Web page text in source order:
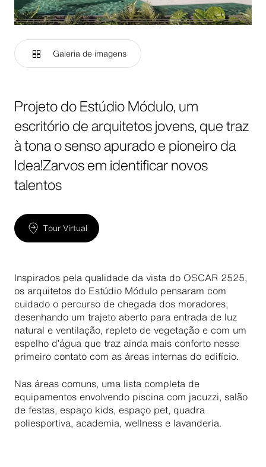
Galeria de imagens
Projeto do Estúdio Módulo, um
escritório de arquitetos jovens, que traz
à tona o senso apurado e pioneiro da
Idea!Zarvos em identificar novos
talentos
Tour Virtual
Inspirados pela qualidade da vista do OSCAR 2525,
os arquitetos do Estúdio Módulo pensaram com
cuidado o percurso de chegada dos moradores,
desenhando um trajeto aberto para entrada de luz
natural e ventilação, repleto de vegetação e com um
espelho d’água que traz ainda mais conforto nesse
primeiro contato com as áreas internas do edifício.
Nas áreas comuns, uma lista completa de
equipamentos envolvendo piscina com jacuzzi, salão
de festas, espaço kids, espaço pet, quadra
poliesportiva, academia, wellness e lavanderia.